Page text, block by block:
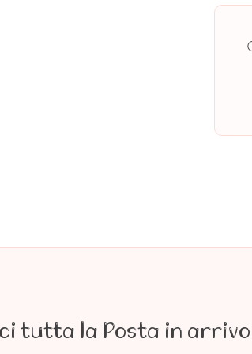
tutta la Posta in arrivo